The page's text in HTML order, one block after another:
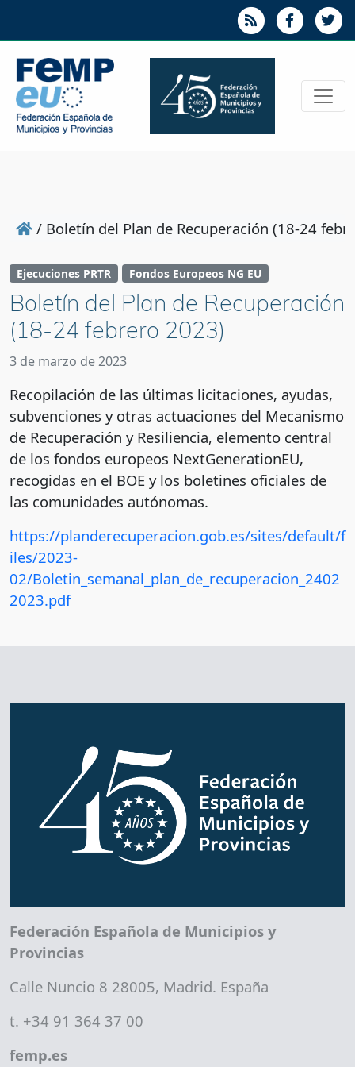
/ Boletín del Plan de Recuperación (18-24
Ejecuciones PRTR Fondos Europeos NG EU
Boletín del Plan de Recuperación
(18-24 febrero 2023)
3 de marzo de 2023
Recopilación de las últimas licitaciones, ayudas,
subvenciones y otras actuaciones del Mecanismo
de Recuperación y Resiliencia, elemento central
de los fondos europeos NextGenerationEU,
recogidas en el BOE y los boletines oficiales de
las comunidades autónomas.
https://planderecuperacion.gob.es/sites/default/f
iles/2023-
02/Boletin_semanal_plan_de_recuperacion_2402
2023.pdf
Federación Española de Municipios y
Provincias
Calle Nuncio 8 28005, Madrid. España
t. +34 91 364 37 00
femp.es